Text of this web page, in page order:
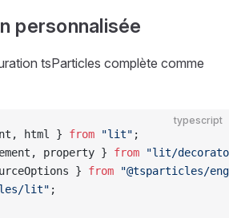
personnalisée
tsParticles complète comme
typescript
html } from "lit" ;
property } from "lit/
} from "@tsparticles/
lit" ;